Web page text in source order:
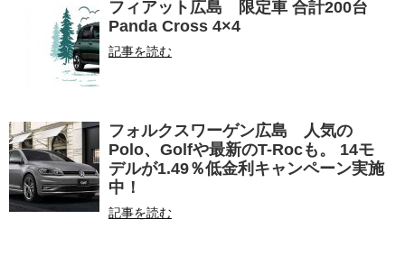
フィアット広島 限定車 合計200台
Panda Cross 4×4
記事を読む
フォルクスワーゲン広島 人気の
Polo、Golfや最新のT-Rocも。 14モ
デルが1.49％低金利キャンペーン実施
中！
記事を読む